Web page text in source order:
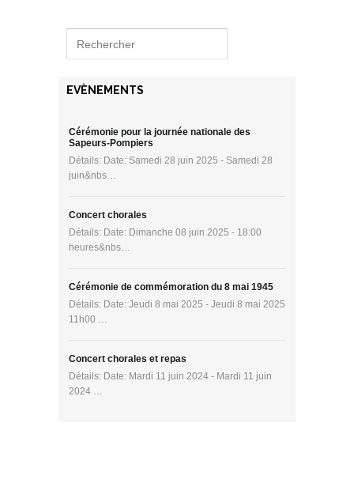
EVÈNEMENTS
Cérémonie pour la journée nationale des
Sapeurs-Pompiers
Détails: Date: Samedi 28 juin 2025 - Samedi 28
juin&nbs…
Concert chorales
Détails: Date: Dimanche 08 juin 2025 - 18:00
heures&nbs…
Cérémonie de commémoration du 8 mai 1945
Détails: Date: Jeudi 8 mai 2025 - Jeudi 8 mai 2025
11h00 …
Concert chorales et repas
Détails: Date: Mardi 11 juin 2024 - Mardi 11 juin
2024 …